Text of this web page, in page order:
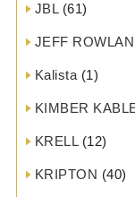
JBL(61)
JEFF
Kalista (1)
KIMBER
KRELL(12)
KRIPTON (40)